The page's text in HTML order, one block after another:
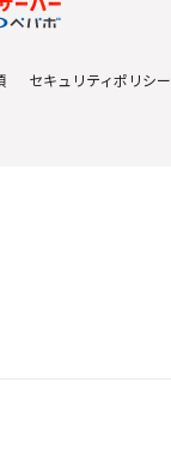
セキュリティポリシー